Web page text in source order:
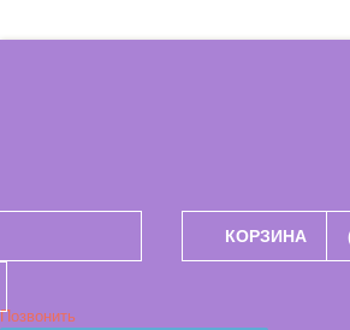
Позвонить
КОРЗИНА